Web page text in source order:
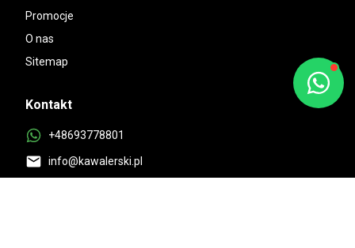
Promocje
O nas
Sitemap
Kontakt
+48693778801
info@kawalerski.pl